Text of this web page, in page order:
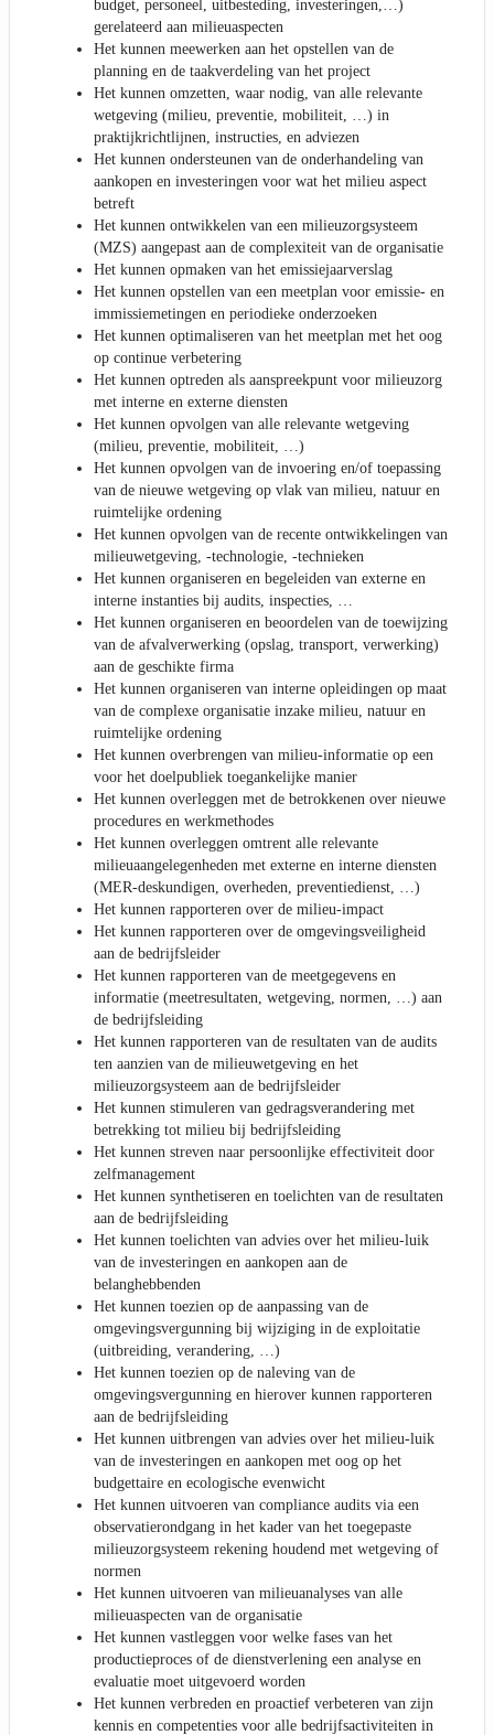
budget, personeel, uitbesteding, investeringen,…)
gerelateerd aan milieuaspecten
Het kunnen meewerken aan het opstellen van de
planning en de taakverdeling van het project
Het kunnen omzetten, waar nodig, van alle relevante
wetgeving (milieu, preventie, mobiliteit, …) in
praktijkrichtlijnen, instructies, en adviezen
Het kunnen ondersteunen van de onderhandeling van
aankopen en investeringen voor wat het milieu aspect
betreft
Het kunnen ontwikkelen van een milieuzorgsysteem
(MZS) aangepast aan de complexiteit van de organisatie
Het kunnen opmaken van het emissiejaarverslag
Het kunnen opstellen van een meetplan voor emissie- en
immissiemetingen en periodieke onderzoeken
Het kunnen optimaliseren van het meetplan met het oog
op continue verbetering
Het kunnen optreden als aanspreekpunt voor milieuzorg
met interne en externe diensten
Het kunnen opvolgen van alle relevante wetgeving
(milieu, preventie, mobiliteit, …)
Het kunnen opvolgen van de invoering en/of toepassing
van de nieuwe wetgeving op vlak van milieu, natuur en
ruimtelijke ordening
Het kunnen opvolgen van de recente ontwikkelingen van
milieuwetgeving, -technologie, -technieken
Het kunnen organiseren en begeleiden van externe en
interne instanties bij audits, inspecties, …
Het kunnen organiseren en beoordelen van de toewijzing
van de afvalverwerking (opslag, transport, verwerking)
aan de geschikte firma
Het kunnen organiseren van interne opleidingen op maat
van de complexe organisatie inzake milieu, natuur en
ruimtelijke ordening
Het kunnen overbrengen van milieu-informatie op een
voor het doelpubliek toegankelijke manier
Het kunnen overleggen met de betrokkenen over nieuwe
procedures en werkmethodes
Het kunnen overleggen omtrent alle relevante
milieuaangelegenheden met externe en interne diensten
(MER-deskundigen, overheden, preventiedienst, …)
Het kunnen rapporteren over de milieu-impact
Het kunnen rapporteren over de omgevingsveiligheid
aan de bedrijfsleider
Het kunnen rapporteren van de meetgegevens en
informatie (meetresultaten, wetgeving, normen, …) aan
de bedrijfsleiding
Het kunnen rapporteren van de resultaten van de audits
ten aanzien van de milieuwetgeving en het
milieuzorgsysteem aan de bedrijfsleider
Het kunnen stimuleren van gedragsverandering met
betrekking tot milieu bij bedrijfsleiding
Het kunnen streven naar persoonlijke effectiviteit door
zelfmanagement
Het kunnen synthetiseren en toelichten van de resultaten
aan de bedrijfsleiding
Het kunnen toelichten van advies over het milieu-luik
van de investeringen en aankopen aan de
belanghebbenden
Het kunnen toezien op de aanpassing van de
omgevingsvergunning bij wijziging in de exploitatie
(uitbreiding, verandering, …)
Het kunnen toezien op de naleving van de
omgevingsvergunning en hierover kunnen rapporteren
aan de bedrijfsleiding
Het kunnen uitbrengen van advies over het milieu-luik
van de investeringen en aankopen met oog op het
budgettaire en ecologische evenwicht
Het kunnen uitvoeren van compliance audits via een
observatierondgang in het kader van het toegepaste
milieuzorgsysteem rekening houdend met wetgeving of
normen
Het kunnen uitvoeren van milieuanalyses van alle
milieuaspecten van de organisatie
Het kunnen vastleggen voor welke fases van het
productieproces of de dienstverlening een analyse en
evaluatie moet uitgevoerd worden
Het kunnen verbreden en proactief verbeteren van zijn
kennis en competenties voor alle bedrijfsactiviteiten in